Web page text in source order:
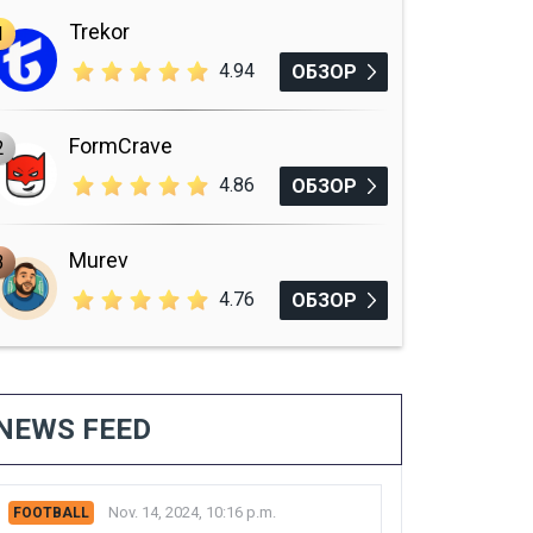
Trekor
4.94 ОБЗОР
FormCrave
4.86 ОБЗОР
Murev
4.76 ОБЗОР
FEED
FOOTBALL Nov. 14, 2024, 10:16 p.m.